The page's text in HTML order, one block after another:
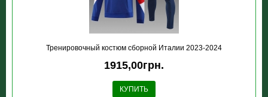
Тренировочный костюм сборной Италии 2023-2024
1915,00грн.
КУПИТЬ